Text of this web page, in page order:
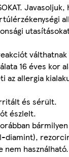
16 éves kor
allergia
és sérült.
észlelt.